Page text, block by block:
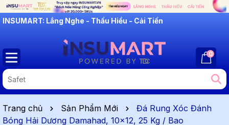
INSUMART: Lắng Nghe - Thấu Hiểu - Cải Tiến
0
Trang chủ Sản Phẩm Mới
Đá Rung Xóc Đánh
Bóng Hải Dương Damahad, 10x12, 25 Kg / Bao